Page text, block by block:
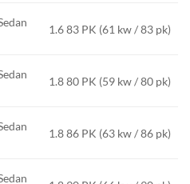
1.6 83 PK (61 kw / 83 pk)
1.8 80 PK (59 kw / 80 pk)
1.8 86 PK (63 kw / 86 pk)